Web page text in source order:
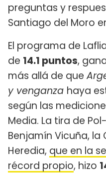
preguntas y
Santiago del Moro
El programa de
de 14.1 puntos,
más allá de que
y venganza haya
según las
Media. La tira de
Benjamín Vicuña, la
Heredia, que en la
récord propio, hizo